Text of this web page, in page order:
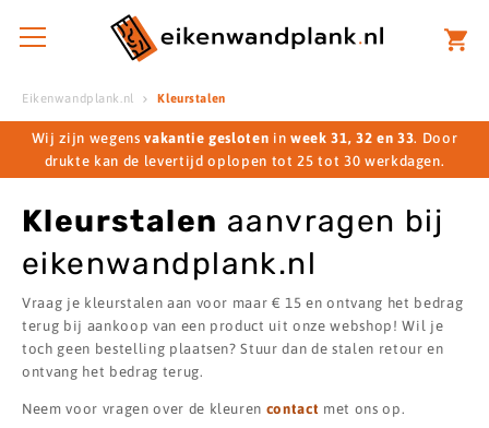
Eikenwandplank.nl Kleurstalen
Wij zijn wegensvakantie gesloten inweek 31, 32 en 33. Door
drukte kan de levertijd oplopen tot 25 tot 30 werkdagen.
Kleurstalen aanvragen bij
eikenwandplank.nl
Vraag je kleurstalen aan voor maar € 15 en ontvang het bedrag
terug bij aankoop van een product uit onze webshop! Wil je
toch geen bestelling plaatsen? Stuur dan de stalen retour en
ontvang het bedrag terug.
Neem voor vragen over de kleuren contact met ons op.